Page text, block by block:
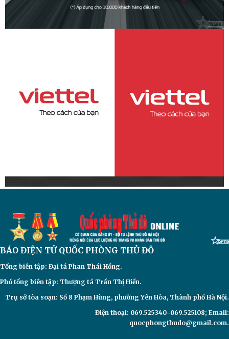
BÁO ĐIỆN TỬQUỐC PHÒNG THỦ ĐÔ
Tổng biên tập: Đại tá Phan Thái Hồng.
Phó tổng biên tập: Thượng tá Trần Thị Hiền.
Trụ sở tòa soạn: Số 8 Phạm Hùng, phường Yên Hòa, Thành phố Hà Nội.
Điện thoại: 069.525340-069.525108; Email:
quocphongthudo@gmail.com.